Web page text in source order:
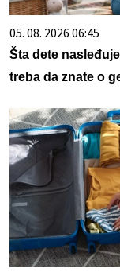
05. 08. 2026 06:45
Šta dete
treba da znate o